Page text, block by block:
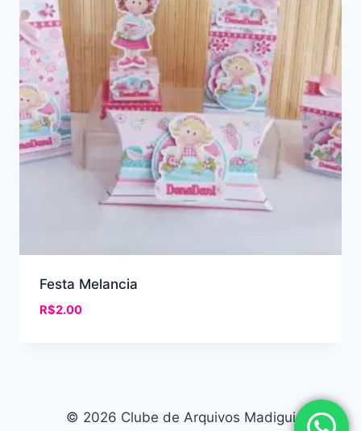
Festa Melancia
R$2.00
© 2026 Clube de Arquivos Madigui